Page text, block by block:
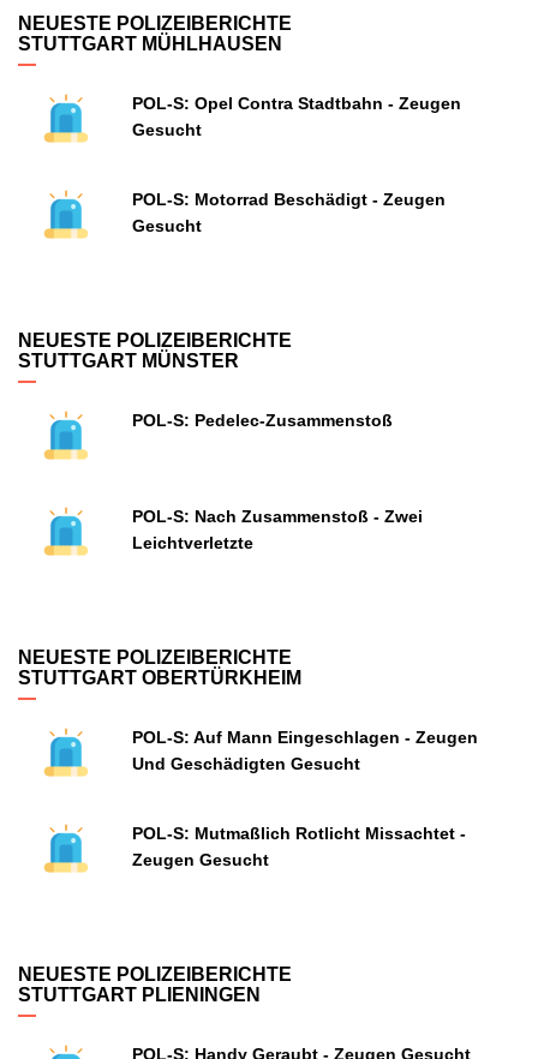
NEUESTE POLIZEIBERICHTE
STUTTGART MÜHLHAUSEN
POL-S: Opel Contra Stadtbahn - Zeugen
Gesucht
POL-S: Motorrad Beschädigt - Zeugen
Gesucht
NEUESTE POLIZEIBERICHTE
STUTTGART MÜNSTER
POL-S: Pedelec-Zusammenstoß
POL-S: Nach Zusammenstoß - Zwei
Leichtverletzte
NEUESTE POLIZEIBERICHTE
STUTTGART OBERTÜRKHEIM
POL-S: Auf Mann Eingeschlagen - Zeugen
Und Geschädigten Gesucht
POL-S: Mutmaßlich Rotlicht Missachtet -
Zeugen Gesucht
NEUESTE POLIZEIBERICHTE
STUTTGART PLIENINGEN
POL-S: Handy Geraubt - Zeugen Gesucht